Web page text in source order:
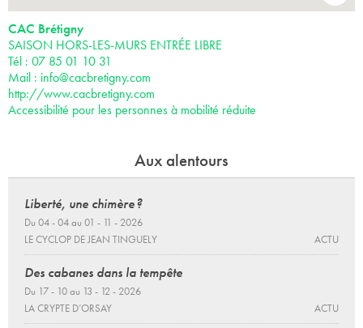
CAC Brétigny
SAISON HORS-LES-MURS ENTRÉE LIBRE
Tél : 07 85 01 10 31
Mail : info@cacbretigny.com
http://www.cacbretigny.com
Accessibilité pour les personnes à mobilité réduite
Aux alentours
Liberté, une chimère ?
Du 04 - 04 au 01 - 11 - 2026
LE CYCLOP DE JEAN TINGUELY
ACTU
Des cabanes dans la tempête
Du 17 - 10 au 13 - 12 - 2026
LA CRYPTE D’ORSAY
ACTU